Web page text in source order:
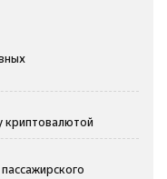
криптовалютой